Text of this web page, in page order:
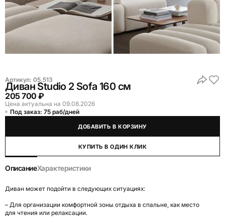
Артикул: 05.513
Диван Studio 2 Sofa 160 см
205 700 ₽
Цена актуальна на 09.08.2026
Под заказ: 75 раб/дней
ДОБАВИТЬ В КОРЗИНУ
КУПИТЬ В ОДИН КЛИК
ОписаниеХарактеристики
Диван может подойти в следующих ситуациях:
– Для организации комфортной зоны отдыха в спальне, как место
для чтения или релаксации.